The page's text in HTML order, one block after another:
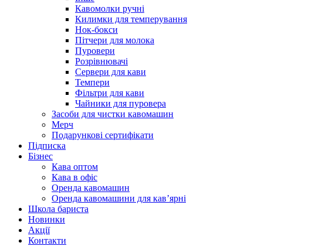
Кавомолки ручні
Килимки для темперування
Нок-бокси
Пітчери для молока
Пуровери
Розрівнювачі
Сервери для кави
Темпери
Фільтри для кави
Чайники для пуровера
Засоби для чистки кавомашин
Мерч
Подарункові сертифікати
Підписка
Бізнес
Кава оптом
Кава в офіс
Оренда кавомашин
Оренда кавомашини для кав’ярні
Школа бариста
Новинки
Акції
Контакти